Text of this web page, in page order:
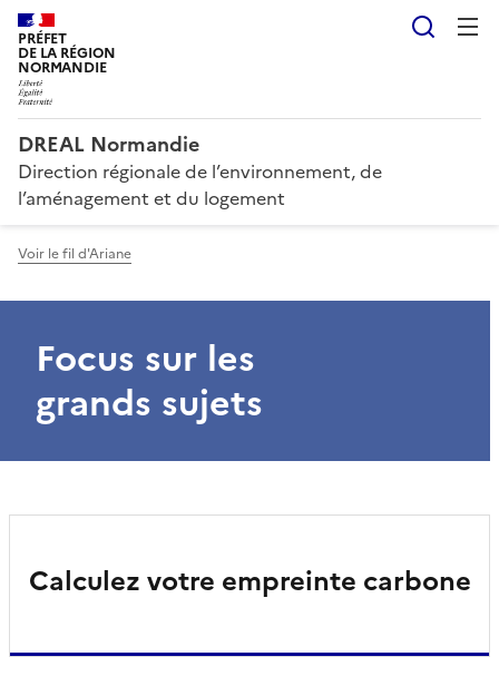
PRÉFET
DE LA RÉGION
NORMANDIE
DREAL Normandie
Direction régionale de l’environnement, de
l’aménagement et du logement
Voir le fil d'Ariane
Focus sur les
grands sujets
Calculez votre empreinte carbone